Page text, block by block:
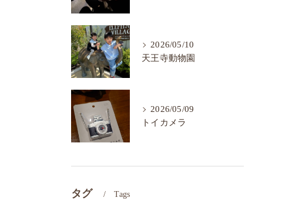
2026/05/10
天王寺動物園
2026/05/09
トイカメラ
タグ Tags